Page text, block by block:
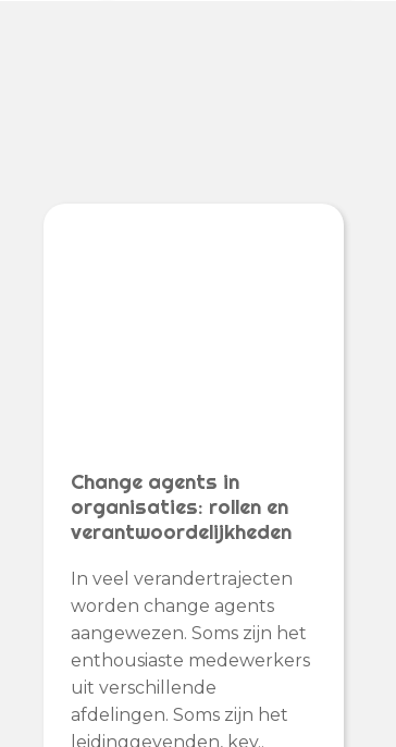
Change agents in
organisaties: rollen en
verantwoordelijkheden
In veel verandertrajecten
worden change agents
aangewezen. Soms zijn het
enthousiaste medewerkers
uit verschillende
afdelingen. Soms zijn het
leidinggevenden, key..